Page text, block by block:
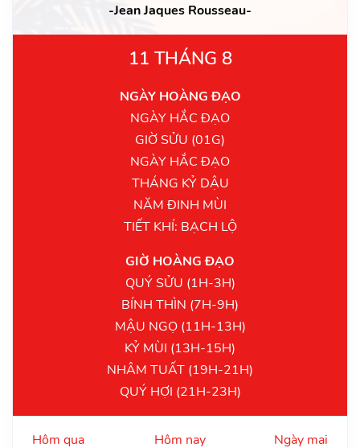
-Jean Jaques Rousseau-
11 THÁNG 8
NGÀY HOÀNG ĐẠO
NGÀY HẮC ĐẠO
GIỜ SỬU (01G)
NGÀY HẮC ĐẠO
THÁNG KỶ DẬU
NĂM ĐINH MÙI
TIẾT KHÍ: BẠCH LỘ
GIỜ HOÀNG ĐẠO
QUÝ SỬU (1H-3H)
BÍNH THÌN (7H-9H)
MẬU NGỌ (11H-13H)
KỶ MÙI (13H-15H)
NHÂM TUẤT (19H-21H)
QUÝ HỢI (21H-23H)
Hôm qua Hôm nay Ngày mai